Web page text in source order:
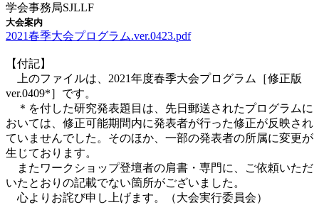
学会事務局SJLLF
大会案内
2021春季大会プログラム.ver.0423.pdf
【付記】
上のファイルは、2021年度春季大会プログラム［修正版
ver.0409*］です。
＊を付した研究発表題目は、先日郵送されたプログラムに
おいては、修正可能期間内に発表者が行った修正が反映され
ていませんでした。そのほか、一部の発表者の所属に変更が
生じております。
またワークショップ登壇者の肩書・専門に、ご依頼いただ
いたとおりの記載でない箇所がございました。
心よりお詫び申し上げます。（大会実行委員会）